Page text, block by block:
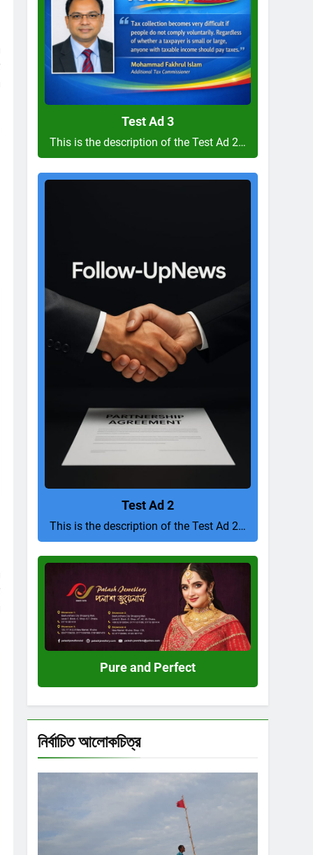
3
Test Ad 3
This is the description of the Test Ad 2…
Test Ad 2
This is the description of the Test Ad 2…
Perfect
Pure and Perfect
নির্বাচিত আলোকচিত্র